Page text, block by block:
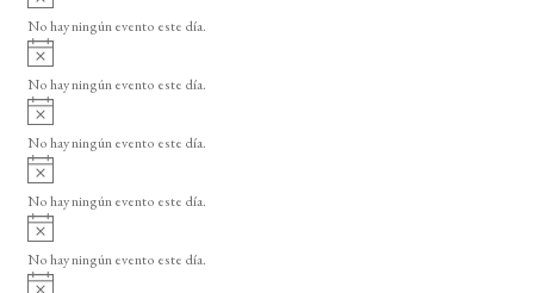
o
v
i
o
No hay ningún evento este día.
A
v
i
o
No hay ningún evento este día.
A
v
i
o
No hay ningún evento este día.
A
v
i
o
No hay ningún evento este día.
A
v
i
No hay ningún evento este día.
A